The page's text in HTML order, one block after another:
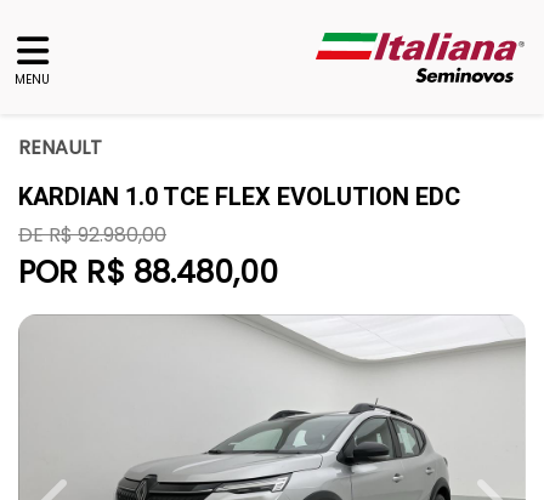
MENU
RENAULT
KARDIAN 1.0 TCE FLEX EVOLUTION EDC
DE R$ 92.980,00
POR R$ 88.480,00